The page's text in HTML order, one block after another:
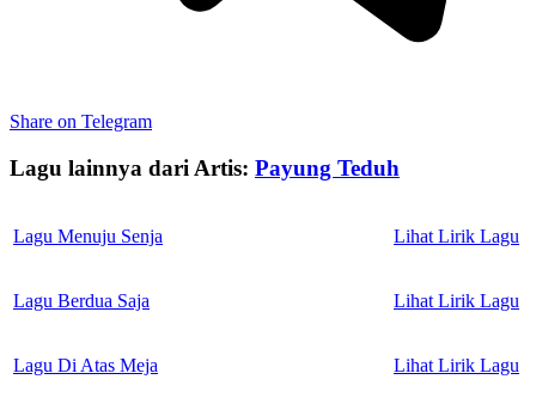
Share on Telegram
Lagu lainnya dari Artis: Payung Teduh
Lagu Menuju Senja Lihat Lirik Lagu
Lagu Berdua Saja Lihat Lirik Lagu
Lagu Di Atas Meja Lihat Lirik Lagu